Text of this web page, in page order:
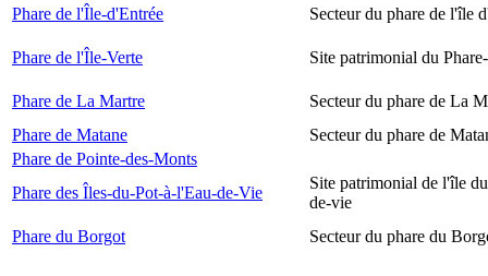
Phare de l'Île-d'Entrée Secteur du phare de l'île
Phare de l'Île-Verte Site patrimonial du
Phare de La Martre
Secteur du phare de La
Phare de Matane
Secteur du phare de
Phare de Pointe-des-Monts
Phare des Îles-du-Pot-à-l'Eau-de-Vie
Site patrimonial de l'île
de-vie
Phare du Borgot
Secteur du phare du